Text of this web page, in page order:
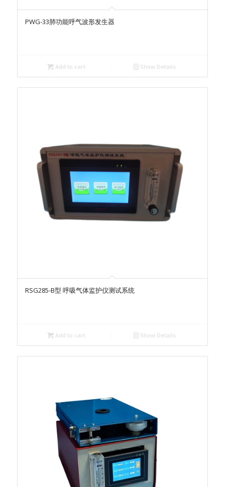
PWG-33肺功能呼气波形发生器
Add to cart Show Details
RSG285-B型 呼吸气体监护仪测试系统
Add to cart Show Details